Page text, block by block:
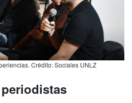
Crédito: Sociales UNLZ